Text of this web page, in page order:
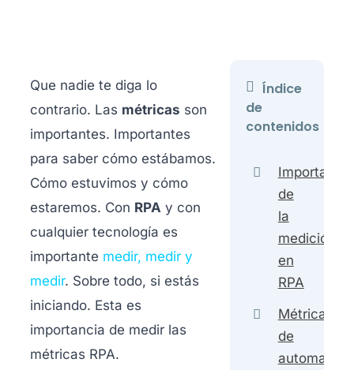
Que nadie te diga lo
contrario. Las métricas son
importantes. Importantes
para saber cómo estábamos.
Cómo estuvimos y cómo
estaremos. Con RPA y con
cualquier tecnología es
importante medir, medir y
medir. Sobre todo, si estás
iniciando. Esta es
importancia de medir las
métricas RPA.
Índice
de
contenidos
Importancia
de
la
medición
en
RPA
Métricas
de